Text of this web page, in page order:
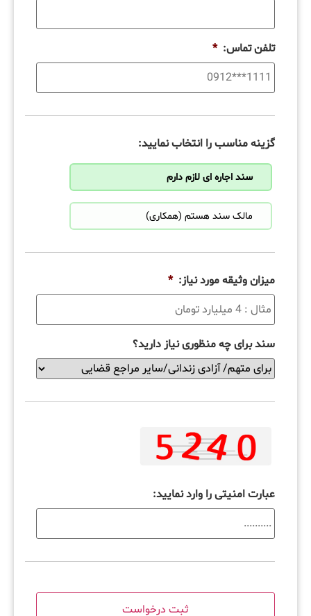
تلفن تماس: *
گزینه مناسب را انتخاب نمایید:
سند اجاره ای لازم دارم
مالک سند هستم (همکاری)
میزان وثیقه مورد نیاز: *
سند برای چه منظوری نیاز دارید؟
عبارت امنیتی را وارد نمایید: